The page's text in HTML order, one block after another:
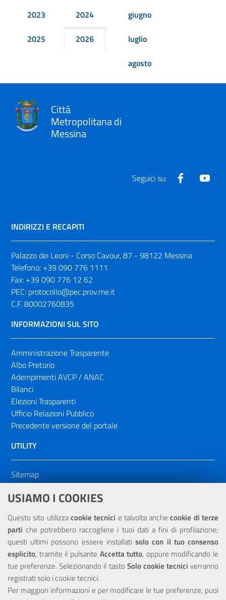
USIAMO I COOKIES
Questo sito utilizzacookie tecnici e talvolta anchecookie di terze
parti che potrebbero raccogliere i tuoi dati a fini di profilazione;
questi ultimi possono essere installatisolo con il tuo consenso
esplicito, tramite il pulsante Accetta tutto, oppure modificando le
tue preferenze. Selezionando il tasto Solo cookie tecnici verranno
registrati solo i cookie tecnici.
Per maggiori informazioni e per modificare le tue preferenze, puoi
2023
2024
2025
2026
giugno
luglio
agosto
Città
Metropolitana di
Messina
Seguici su: Facebook
INDIRIZZI E RECAPITI
Palazzo dei Leoni - Corso Cavour, 87 - 98122 Messina
Telefono: +39 090 776 1111
Fax: +39 090 776 12 62
PEC: protocollo@pec.prov.me.it
C.F. 80002760835
INFORMAZIONI SUL SITO
Amministrazione Trasparente
Albo Pretorio
Adempimenti AVCP / ANAC
Bilanci
Elezioni Trasparenti
Ufficio Relazioni Pubblico
Precedente versione del portale
UTILITY
Sitemap
Dichiarazione di accessibilità
NOTE LEGALI
Privacy
Portale realizzato con la partecipazione finanziaria dell'Unione